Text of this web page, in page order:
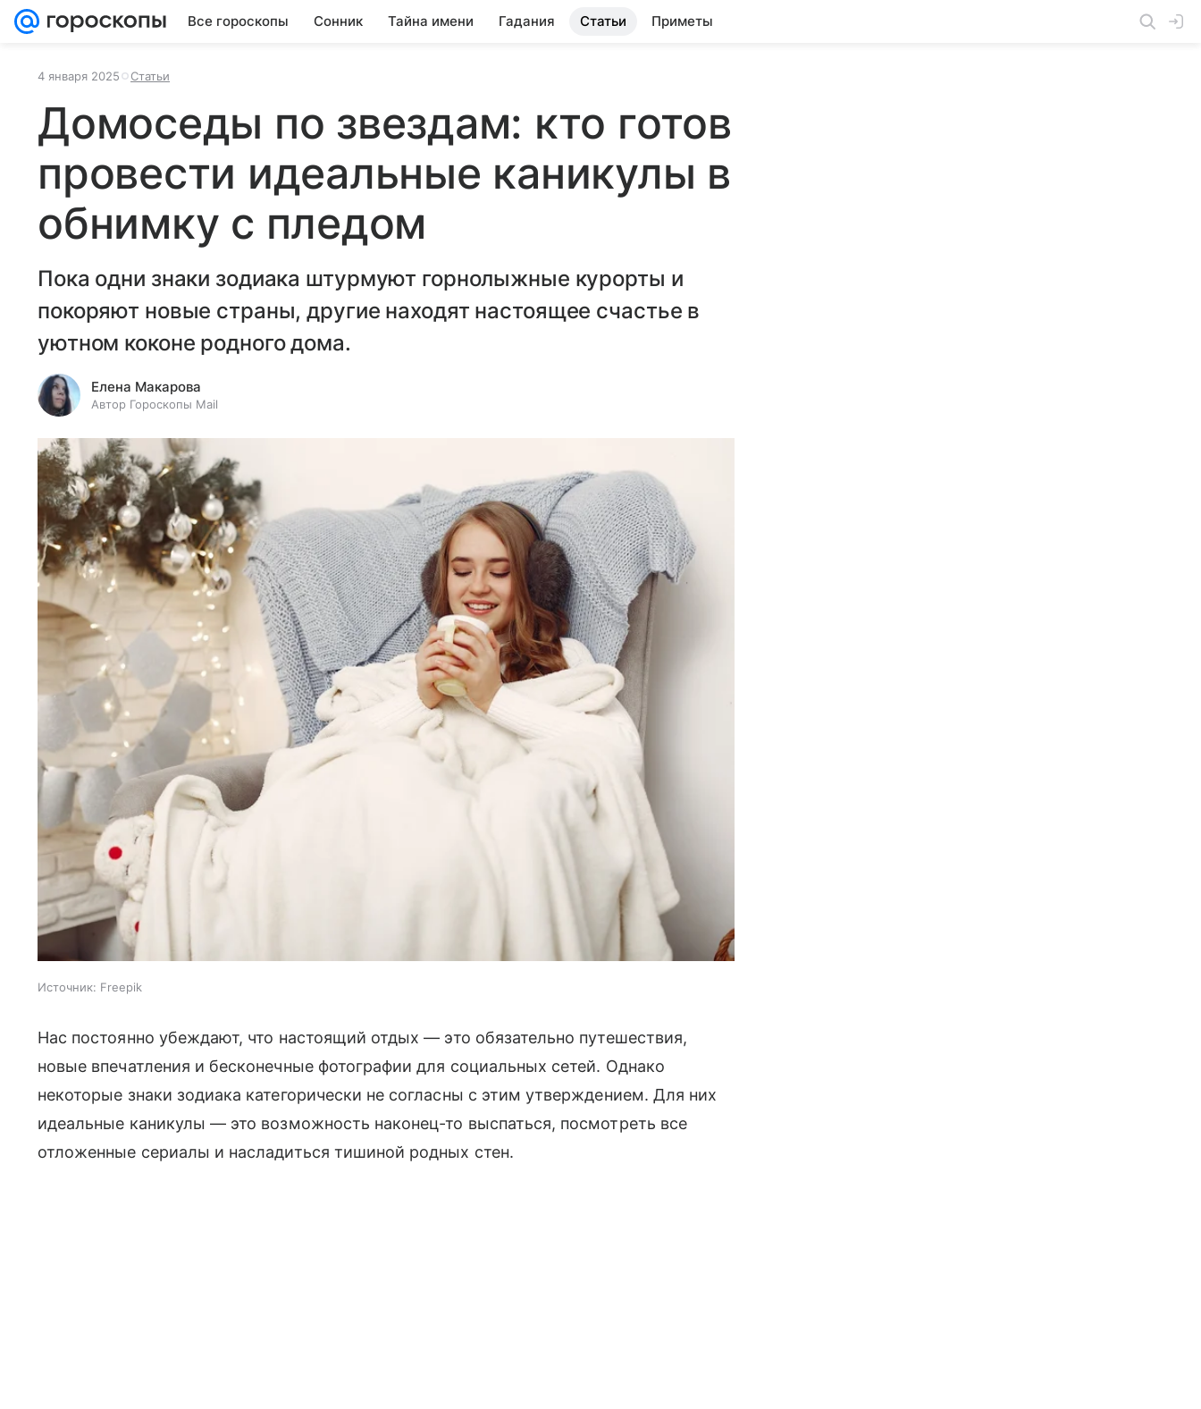
Все гороскопы Сонник Тайна имени Гадания Статьи Приметы
4 января 2025 Статьи
Домоседы по звездам: кто готов
провести идеальные каникулы в
обнимку с пледом
Пока одни знаки зодиака штурмуют горнолыжные курорты и
покоряют новые страны, другие находят настоящее счастье в
уютном коконе родного дома.
Елена Макарова
Автор Гороскопы Mail
Источник: Freepik
Нас постоянно убеждают, что настоящий отдых — это обязательно путешествия,
новые впечатления и бесконечные фотографии для социальных сетей. Однако
некоторые знаки зодиака категорически не согласны с этим утверждением. Для них
идеальные каникулы — это возможность наконец-то выспаться, посмотреть все
отложенные сериалы и насладиться тишиной родных стен.